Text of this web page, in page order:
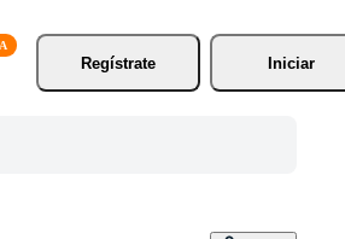
Regístrate
Iniciar